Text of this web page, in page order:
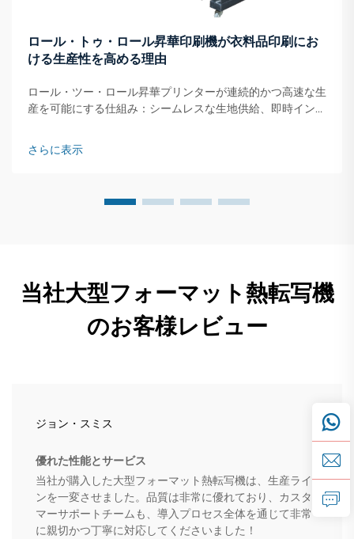
ロール・トゥ・ロール昇華印刷機が衣料品印刷にお
ける生産性を高める理由
ロール・ツー・ロール昇華プリンターが連続的かつ高速な生
産を可能にする仕組み：シームレスな生地供給、即時インク
プリンターは、生地ロールを連続的に供給するシステムで動
作します…
さらに表示
当社大型フォーマット熱転写機
のお客様レビュー
ジョン・スミス
優れた性能とサービス
当社が購入した大型フォーマット熱転写機は、生産ライ
ンを一変させました。品質は非常に優れており、カスタ
マーサポートチームも、導入プロセス全体を通じて非常
に親切かつ丁寧に対応してくださいました！